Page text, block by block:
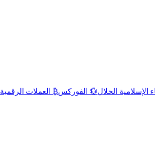
الإسلامية الحلال💱 الفوركس₿ العملات الرقمية